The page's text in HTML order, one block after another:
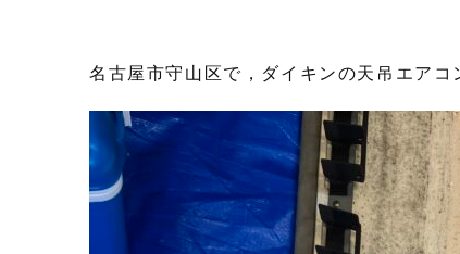
名古屋市守山区で，ダイキンの天吊エアコ